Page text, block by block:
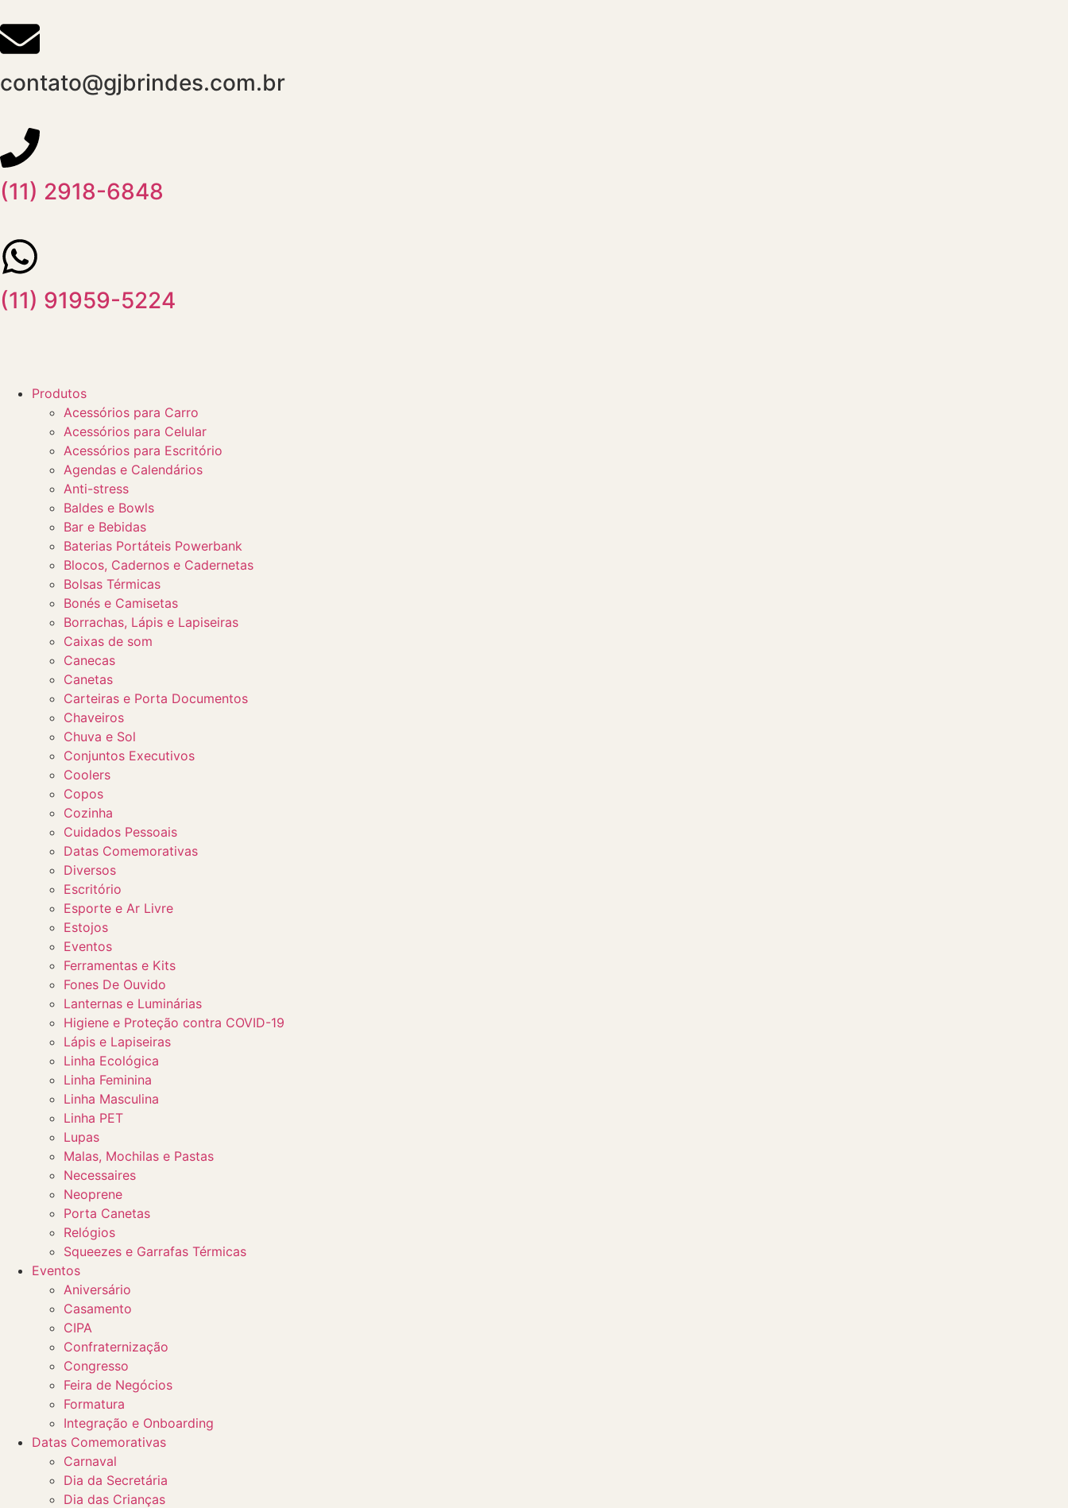
contato@gjbrindes.com.br
(11) 2918-6848
(11) 91959-5224
Produtos
Acessórios para Carro
Acessórios para Celular
Acessórios para Escritório
Agendas e Calendários
Anti-stress
Baldes e Bowls
Bar e Bebidas
Baterias Portáteis Powerbank
Blocos, Cadernos e Cadernetas
Bolsas Térmicas
Bonés e Camisetas
Borrachas, Lápis e Lapiseiras
Caixas de som
Canecas
Canetas
Carteiras e Porta Documentos
Chaveiros
Chuva e Sol
Conjuntos Executivos
Coolers
Copos
Cozinha
Cuidados Pessoais
Datas Comemorativas
Diversos
Escritório
Esporte e Ar Livre
Estojos
Eventos
Ferramentas e Kits
Fones De Ouvido
Lanternas e Luminárias
Higiene e Proteção contra COVID-19
Lápis e Lapiseiras
Linha Ecológica
Linha Feminina
Linha Masculina
Linha PET
Lupas
Malas, Mochilas e Pastas
Necessaires
Neoprene
Porta Canetas
Relógios
Squeezes e Garrafas Térmicas
Eventos
Aniversário
Casamento
CIPA
Confraternização
Congresso
Feira de Negócios
Formatura
Integração e Onboarding
Datas Comemorativas
Carnaval
Dia da Secretária
Dia das Crianças